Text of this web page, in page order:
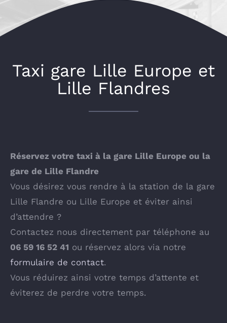
Taxi gare Lille Europe et
Lille Flandres
Réservez votre taxi à la gare Lille Europe ou la
gare de Lille Flandre
Vous désirez vous rendre à la station de la gare
Lille Flandre ou Lille Europe et éviter ainsi
d’attendre ?
Contactez nous directement par téléphone au
06 59 16 52 41 ou réservez alors via notre
formulaire de contact.
Vous réduirez ainsi votre temps d’attente et
éviterez de perdre votre temps.